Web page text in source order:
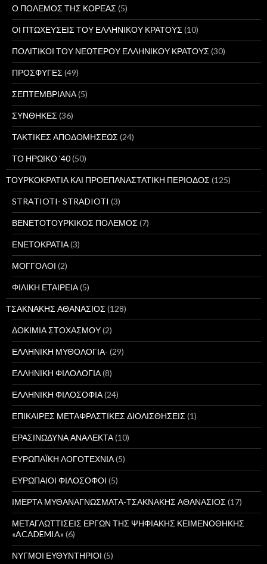
Ο ΠΟΛΕΜΟΣ ΤΗΣ ΚΟΡΕΑΣ (5)
ΟΙ ΠΤΩΧΕΥΣΕΙΣ ΤΟΥ ΕΛΛΗΝΙΚΟΥ ΚΡΑΤΟΥΣ (10)
ΠΟΛΙΤΙΚΟΙ ΤΟΥ ΝΕΩΤΕΡΟΥ ΕΛΛΗΝΙΚΟΥ ΚΡΑΤΟΥΣ (30)
ΠΡΟΣΦΥΓΕΣ (49)
ΣΕΠΤΕΜΒΡΙΑΝΑ(5)
ΣΥΝΘΗΚΕΣ (36)
ΤΑΚΤΙΚΕΣ ΑΠΟΔΟΜΗΣΕΩΣ (24)
ΤΟ ΗΡΩΙΚΟ '40(50)
ΤΟΥΡΚΟΚΡΑΤΙΑ ΚΑΙ ΠΡΟΕΠΑΝΑΣΤΑΤΙΚΗ ΠΕΡΙΟΔΟΣ (125)
STRATIOTI- STRADIOTI (3)
ΒΕΝΕΤΟΤΟΥΡΚΙΚΟΣ ΠΟΛΕΜΟΣ (7)
ΕΝΕΤΟΚΡΑΤΙΑ(3)
ΜΟΓΓΟΛΟΙ (2)
ΦΙΛΙΚΗ ΕΤΑΙΡΕΙΑ(5)
ΤΣΑΚΝΑΚΗΣ ΑΘΑΝΑΣΙΟΣ (128)
ΔΟΚΙΜΙΑ ΣΤΟΧΑΣΜΟΥ(2)
ΕΛΛΗΝΙΚΗ ΜΥΘΟΛΟΓΙΑ- (29)
ΕΛΛΗΝΙΚΗ ΦΙΛΟΛΟΓΙΑ(8)
ΕΛΛΗΝΙΚΗ ΦΙΛΟΣΟΦΙΑ(24)
ΕΠΙΚΑΙΡΕΣ ΜΕΤΑΦΡΑΣΤΙΚΕΣ ΔΙΟΛΙΣΘΗΣΕΙΣ (1)
ΕΡΑΣΙΝΩΔΥΝΑ ΑΝΑΛΕΚΤΑ(10)
ΕΥΡΩΠΑΪΚΗ ΛΟΓΟΤΕΧΝΙΑ(5)
ΕΥΡΩΠΑΙΟΙ ΦΙΛΟΣΟΦΟΙ (5)
ΙΜΕΡΤΑ ΜΥΘΑΝΑΓΝΩΣΜΑΤΑ-ΤΣΑΚΝΑΚΗΣ ΑΘΑΝΑΣΙΟΣ (17)
ΜΕΤΑΓΛΩΤΤΙΣΕΙΣ ΕΡΓΩΝ ΤΗΣ ΨΗΦΙΑΚΗΣ ΚΕΙΜΕΝΟΘΗΚΗΣ
«ACADEMIA» (6)
ΝΥΓΜΟΙ ΕΥΘΥΝΤΗΡΙΟΙ (5)